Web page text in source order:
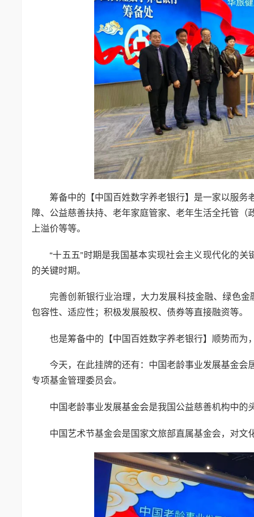
筹备中的【中国百姓数字养老银行】是一家以服
障、公益慈善扶持、老年家庭管家、老年生活全托管
上溢价等等。
“十五五”时期是我国基本实现社会主义现代化的
的关键时期。
完善创新银行业治理，大力发展科技金融、绿色
包容性、适应性；积极发展股权、债券等直接融资等。
也是筹备中的【中国百姓数字养老银行】顺势而为
今天，在此挂牌的还有：中国老龄事业发展基金
专项基金管理委员会。
中国老龄事业发展基金会是我国公益慈善机构中的
中国艺术节基金会是国家文旅部直属基金会，对文